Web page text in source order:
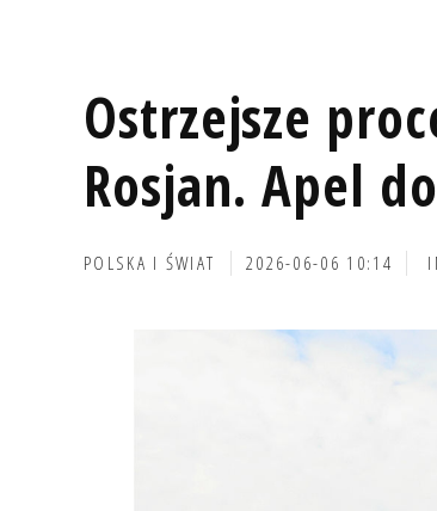
Ostrzejsze
Rosjan. Apel
POLSKA I ŚWIAT 2026-06-06 10:14